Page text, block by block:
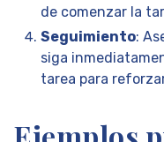
de comenzar la
Seguimiento:
siga
tarea para